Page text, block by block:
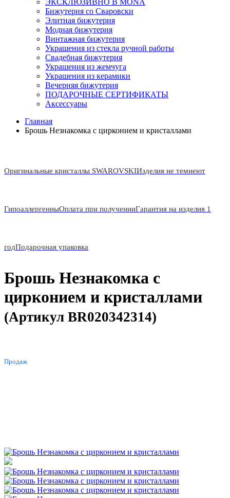
ЭКСКЛЮЗИВНО В MONA
Бижутерия со Сваровски
Элитная бижутерия
Модная бижутерия
Винтажная бижутерия
Украшения из стекла ручной работы
Свадебная бижутерия
Украшения из жемчуга
Украшения из керамики
Вечерняя бижутерия
ПОДАРОЧНЫЕ СЕРТИФИКАТЫ
Аксессуары
Главная
Брошь Незнакомка с цирконием и кристаллами
Оригинальные кристаллы SWAROVSKIИзделия не темнеют
ГипоаллергенныОплата при полученииГарантия на изделия 1
годПодарочная упаковка
Брошь Незнакомка с
цирконием и кристаллами
(Артикул BR020342314)
Продаж